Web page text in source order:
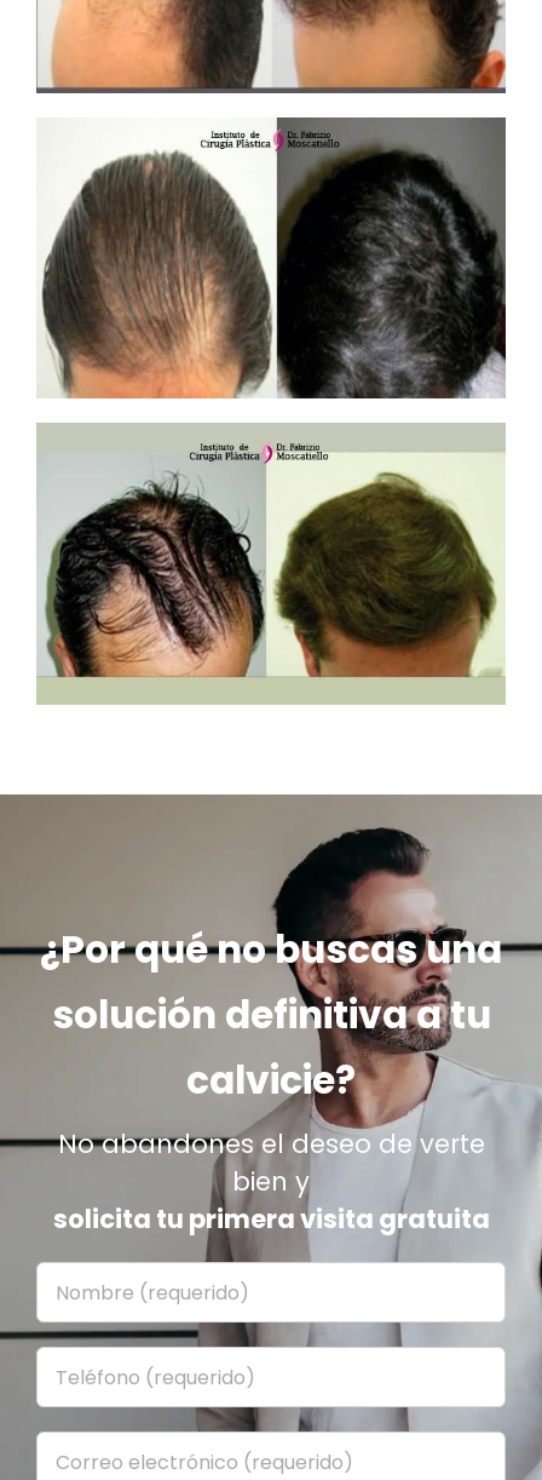
¿Por qué no buscas una
solución definitiva a tu
calvicie?
No abandones el deseo de verte
bien y
solicita tu primera visita gratuita